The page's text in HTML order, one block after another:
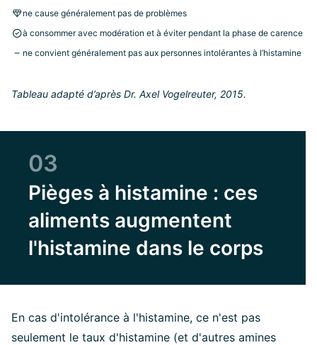
ne cause généralement pas de problèmes
à consommer avec modération et à éviter pendant la phase de carence
ne convient généralement pas aux personnes intolérantes à l’histamine
Tableau adapté d’après Dr. Axel Vogelreuter, 2015.
03
Pièges à histamine : ces
aliments augmentent
l'histamine dans le corps
En cas d'intolérance à l'histamine, ce n'est pas
seulement le taux d'histamine (et d'autres amines